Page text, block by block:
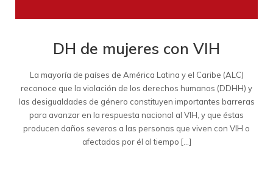
DH de mujeres con VIH
La mayoría de países de América Latina y el Caribe (ALC)
reconoce que la violación de los derechos humanos (DDHH) y
las desigualdades de género constituyen importantes barreras
para avanzar en la respuesta nacional al VIH, y que éstas
producen daños severos a las personas que viven con VIH o
afectadas por él al tiempo […]